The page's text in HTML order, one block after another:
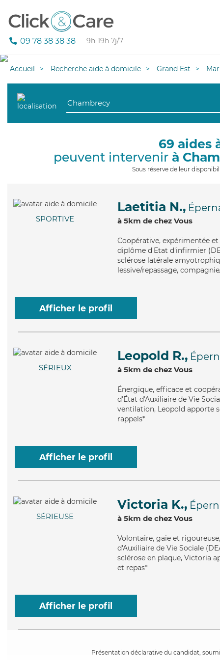
09 78 38 38 38 — 9h-19h 7j/7
Accueil Recherche aide à domicile Grand Est
69 aides
peuvent intervenir à
Sous réserve de leur
SPORTIVE
Laetitia N.,
à 5km de chez Vous
Coopérative, expérimentée
diplôme d'Etat d'infirmier
sclérose latérale
lessive/repassage,
Afficher le profil
SÉRIEUX
Leopold R.,
à 5km de chez Vous
Énergique, efficace et
d'État d'Auxiliaire de Vie
ventilation, Leopold apporte
rappels*
Afficher le profil
SÉRIEUSE
Victoria K.,
à 5km de chez Vous
Volontaire, gaie et
d'Auxiliaire de Vie Sociale
sclérose en plaque, Victoria
et repas*
Afficher le profil
Présentation déclarative du candidat,